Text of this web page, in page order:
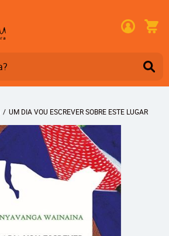
UM DIA VOU ESCREVER SOBRE ESTE LUGAR